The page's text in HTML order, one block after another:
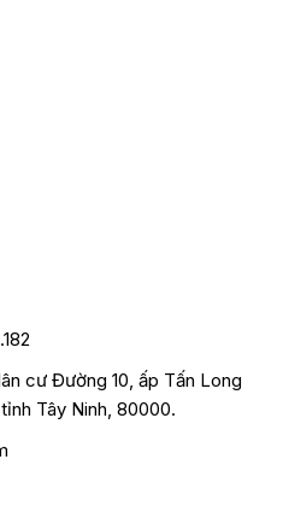
cư Đường 10, ấp Tấn Long
Tây Ninh, 80000.